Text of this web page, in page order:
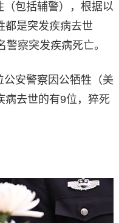
包括辅警），根据以
都是突发疾病去世
察突发疾病死亡。
安警察因公牺牲（美
病去世的有9位，猝死